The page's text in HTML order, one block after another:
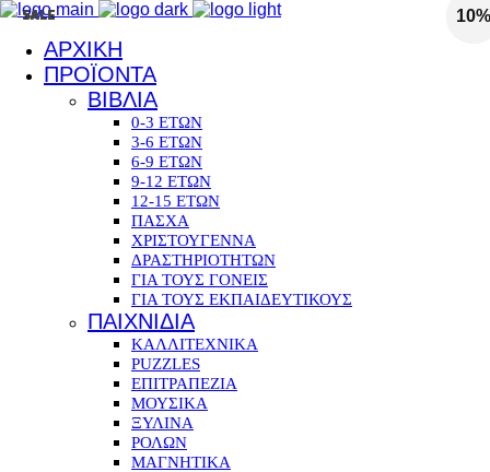
ΑΡΧΙΚΗ
ΠΡΟΪΟΝΤΑ
ΒΙΒΛΙΑ
0-3 ΕΤΩΝ
3-6 ΕΤΩΝ
6-9 ΕΤΩΝ
9-12 ΕΤΩΝ
12-15 ΕΤΩΝ
ΠΑΣΧΑ
ΧΡΙΣΤΟΥΓΕΝΝΑ
ΔΡΑΣΤΗΡΙΟΤΗΤΩΝ
ΓΙΑ ΤΟΥΣ ΓΟΝΕΙΣ
ΓΙΑ ΤΟΥΣ ΕΚΠΑΙΔΕΥΤΙΚΟΥΣ
ΠΑΙΧΝΙΔΙΑ
ΚΑΛΛΙΤΕΧΝΙΚΑ
PUZZLES
ΕΠΙΤΡΑΠΕΖΙΑ
ΜΟΥΣΙΚΑ
ΞΥΛΙΝΑ
ΡΟΛΩΝ
ΜΑΓΝΗΤΙΚΑ
SALE 10%
SALE 10%
SALE 10%
SALE 10%